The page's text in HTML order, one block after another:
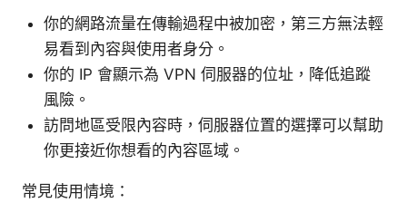
你的網路流量在傳輸過程中被加密，第三方無法輕
易看到內容與使用者身分。
你的 IP 會顯示為 VPN 伺服器的位址，降低追蹤
風險。
訪問地區受限內容時，伺服器位置的選擇可以幫助
你更接近你想看的內容區域。
常見使用情境：